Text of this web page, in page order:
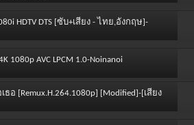
HDTV DTS [ซับ+เสียง - ไทย,อังกฤษ]-
1080p AVC LPCM 1.0-Noinanoi
ธอ [Remux.H.264.1080p] [Modified]-[เสียง